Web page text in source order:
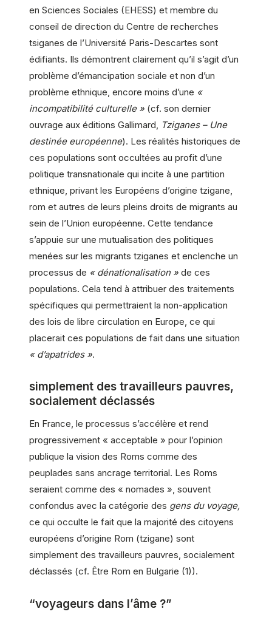
en Sciences Sociales (EHESS) et membre du
conseil de direction du Centre de recherches
tsiganes de l’Université Paris-Descartes sont
édifiants. Ils démontrent clairement qu’il s’agit d’un
problème d’émancipation sociale et non d’un
problème ethnique, encore moins d’une «
incompatibilité culturelle » (cf. son dernier
ouvrage aux éditions Gallimard,
Tziganes – Une
destinée européenne). Les réalités historiques de
ces populations sont occultées au profit d’une
politique transnationale qui incite à une partition
ethnique, privant les Européens d’origine tzigane,
rom et autres de leurs pleins droits de migrants au
sein de l’Union européenne. Cette tendance
s’appuie sur une mutualisation des politiques
menées sur les migrants tziganes et enclenche un
processus de « dénationalisation » de ces
populations. Cela tend à attribuer des traitements
spécifiques qui permettraient la non-application
des lois de libre circulation en Europe, ce qui
placerait ces populations de fait dans une situation
« d’apatrides ».
simplement des travailleurs pauvres,
socialement déclassés
En France, le processus s’accélère et rend
progressivement « acceptable » pour l’opinion
publique la vision des Roms comme des
peuplades sans ancrage territorial. Les Roms
seraient comme des « nomades », souvent
confondus avec la catégorie des gens du voyage,
ce qui occulte le fait que la majorité des citoyens
européens d’origine Rom (tzigane) sont
simplement des travailleurs pauvres, socialement
déclassés (cf. Être Rom en Bulgarie (1)).
“voyageurs dans l’âme ?”